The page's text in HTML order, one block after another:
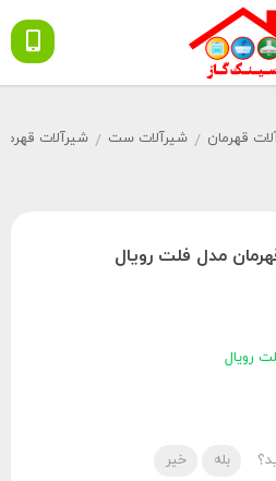
قهرمان / شیرآلات ست / شیرآلات
مدل فلت رویال
رویال
بله خیر